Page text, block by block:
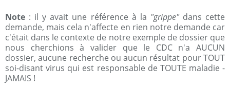
Note : il y avait une référence à la "grippe"dans cette
demande, mais cela n'affecte en rien notre demande car
c'était dans le contexte de notre exemple de dossier que
nous cherchions à valider que le CDC n'a AUCUN
dossier, aucune recherche ou aucun résultat pour TOUT
soi-disant virus qui est responsable de TOUTE maladie -
JAMAIS !